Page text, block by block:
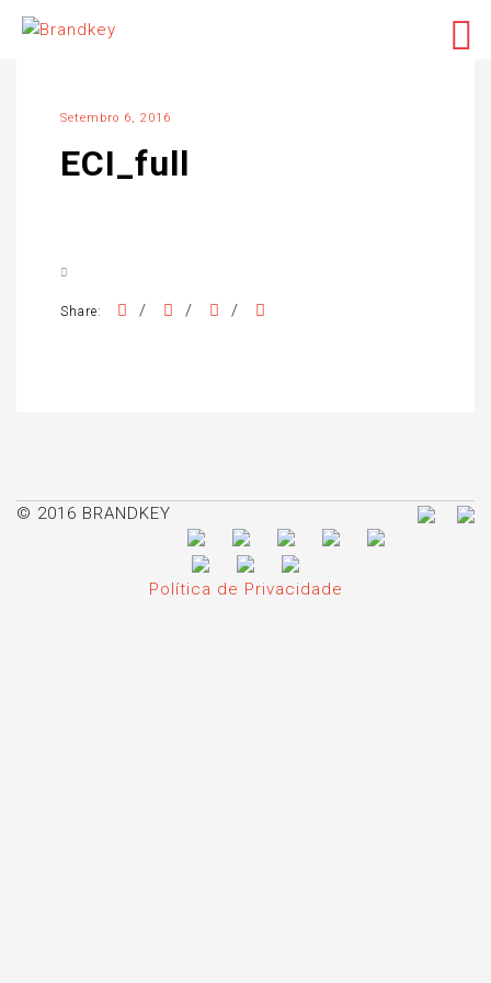
Setembro 6, 2016
ECI_full
Share: / / /
© 2016 BRANDKEY
Política de Privacidade